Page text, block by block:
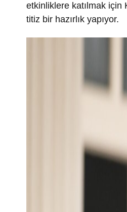
etkinliklere katılmak için
titiz bir hazırlık yapıyor.